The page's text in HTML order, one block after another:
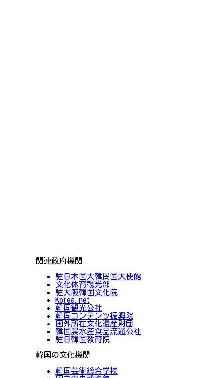
関連政府機関
駐日本国大韓民国大使館
文化体育観光部
駐大阪韓国文化院
Korea.net
韓国観光公社
韓国コンテンツ振興院
国外所在文化遺産財団
韓国農水産食品流通公社
駐日韓国教育院
韓国の文化機関
韓国芸術総合学校